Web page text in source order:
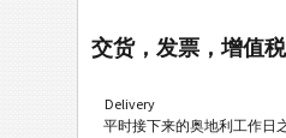
交货，发票，增值税
Delivery
平时接下来的奥地利工作日